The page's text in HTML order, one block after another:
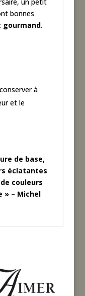
bonnes
gourmand.
à
et le
de base,
éclatantes
couleurs
» – Michel